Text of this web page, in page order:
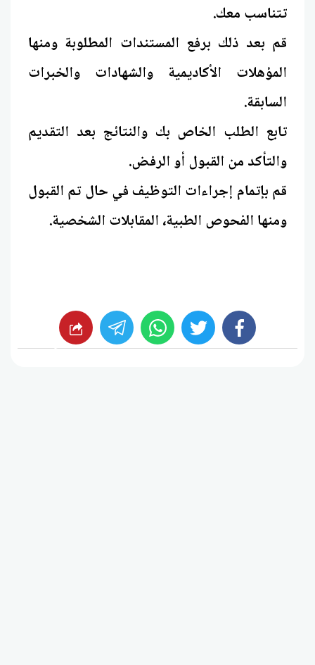
تتناسب معك.
قم بعد ذلك برفع المستندات المطلوبة ومنها
المؤهلات الأكاديمية والشهادات والخبرات
السابقة.
تابع الطلب الخاص بك والنتائج بعد التقديم
والتأكد من القبول أو الرفض.
قم بإتمام إجراءات التوظيف في حال تم القبول
ومنها الفحوص الطبية، المقابلات الشخصية.
facebook
twitter
whats شارك